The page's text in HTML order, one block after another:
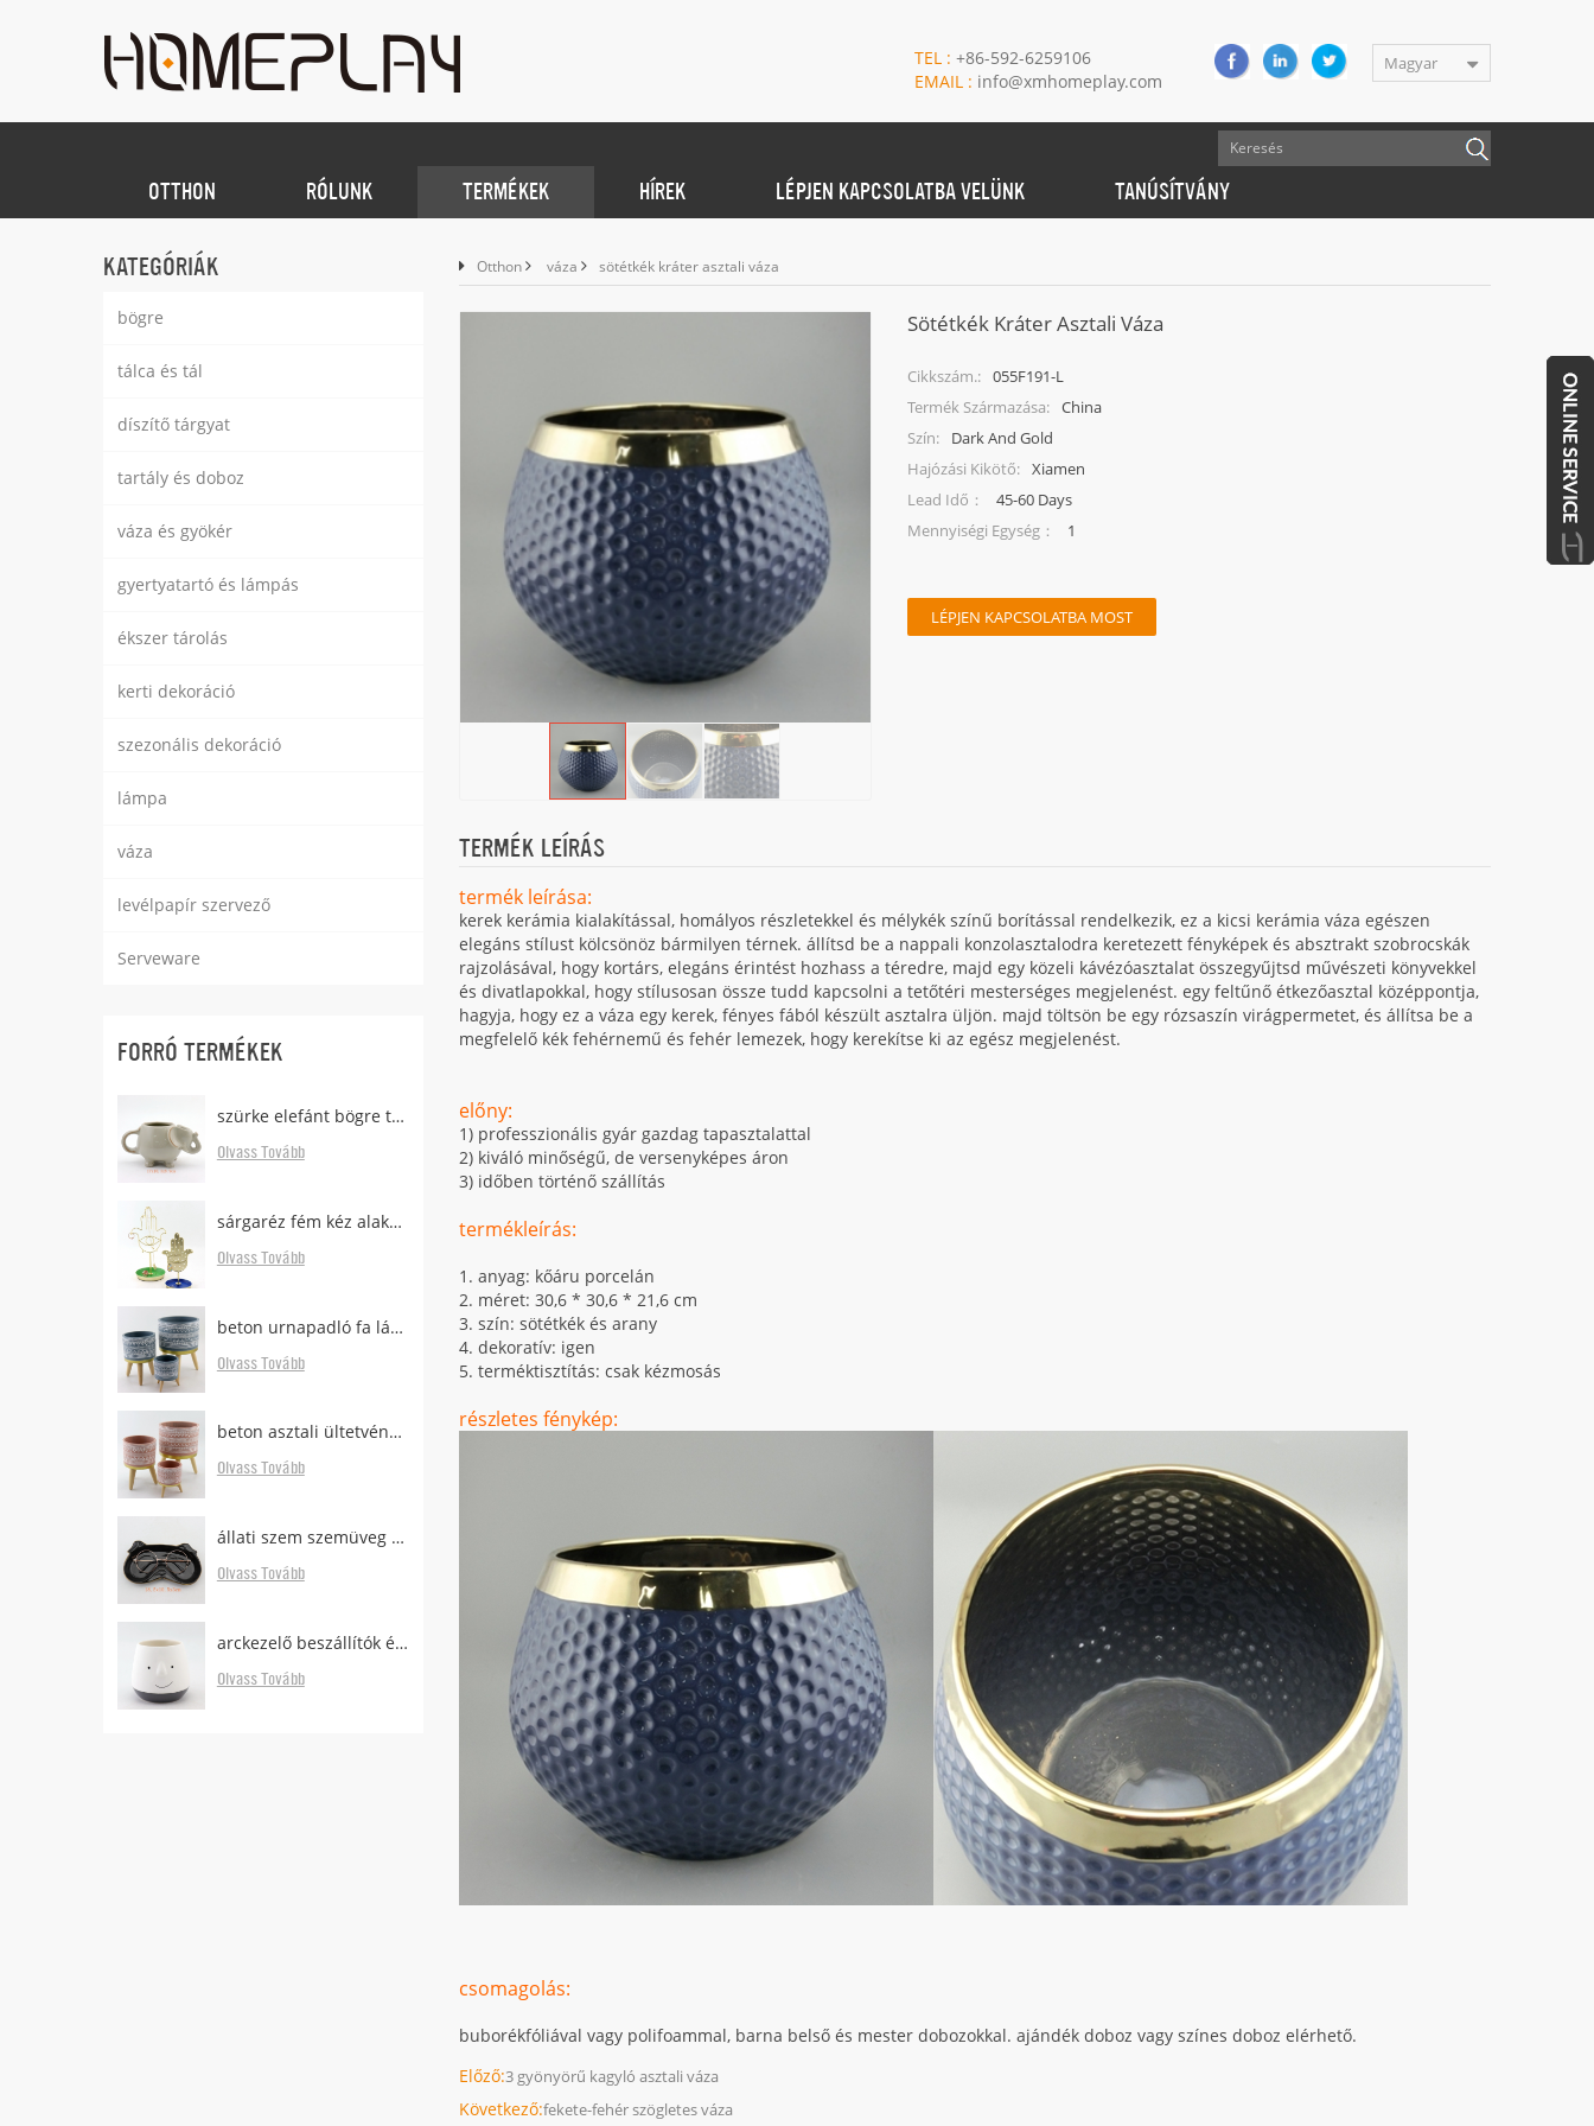
Magyar
TEL : +86-592-6259106
EMAIL : info@xmhomeplay.com
OTTHON RÓLUNK TERMÉKEK HÍREK LÉPJEN KAPCSOLATBA VELÜNK TANÚSÍTVÁNY
KATEGÓRIÁK
bögre
tálca és tál
díszítő tárgyat
tartály és doboz
váza és gyökér
gyertyatartó és lámpás
ékszer tárolás
kerti dekoráció
szezonális dekoráció
lámpa
váza
levélpapír szervező
Serveware
FORRÓ TERMÉKEK
szürke elefánt bögre tea táska tartóval
Olvass Tovább
sárgaréz fém kéz alakú fülbevaló állvány tálcával
Olvass Tovább
beton urnapadló fa lábakkal
Olvass Tovább
beton asztali ültetvényes erdős lábakkal eladó
Olvass Tovább
állati szem szemüveg tartó asztalhoz
Olvass Tovább
arckezelő beszállítók és gyártók
Olvass Tovább
Otthon váza sötétkék kráter asztali váza
Sötétkék Kráter Asztali Váza
Cikkszám.: 055F191-L
Termék Származása: China
Szín:
Dark And Gold
Hajózási Kikötő: Xiamen
Lead Idő：
45-60 Days
Mennyiségi Egység：
1
LÉPJEN KAPCSOLATBA MOST
TERMÉK LEÍRÁS
termék leírása:
kerek kerámia kialakítással, homályos részletekkel és mélykék színű borítással rendelkezik, ez a kicsi kerámia váza egészen
elegáns stílust kölcsönöz bármilyen térnek. állítsd be a nappali konzolasztalodra keretezett fényképek és absztrakt szobrocskák
rajzolásával, hogy kortárs, elegáns érintést hozhass a téredre, majd egy közeli kávézóasztalat összegyűjtsd művészeti könyvekkel
és divatlapokkal, hogy stílusosan össze tudd kapcsolni a tetőtéri mesterséges megjelenést. egy feltűnő étkezőasztal középpontja,
hagyja, hogy ez a váza egy kerek, fényes fából készült asztalra üljön. majd töltsön be egy rózsaszín virágpermetet, és állítsa be a
megfelelő kék fehérnemű és fehér lemezek, hogy kerekítse ki az egész megjelenést.
előny:
1) professzionális gyár gazdag tapasztalattal
2) kiváló minőségű, de versenyképes áron
3) időben történő szállítás
termékleírás:
1. anyag: kőáru porcelán
2. méret: 30,6 * 30,6 * 21,6 cm
3. szín: sötétkék és arany
4. dekoratív: igen
5. terméktisztítás: csak kézmosás
részletes fénykép:
csomagolás:
buborékfóliával vagy polifoammal, barna belső és mester dobozokkal. ajándék doboz vagy színes doboz elérhető.
Előző:3 gyönyörű kagyló asztali váza
Következő:fekete-fehér szögletes váza